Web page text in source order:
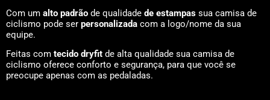
Com um alto padrão de qualidade de estampas sua camisa de
ciclismo pode ser personalizada com a logo/nome da sua
equipe.
Feitas com tecido dryfit de alta qualidade sua camisa de
ciclismo oferece conforto e segurança, para que você se
preocupe apenas com as pedaladas.